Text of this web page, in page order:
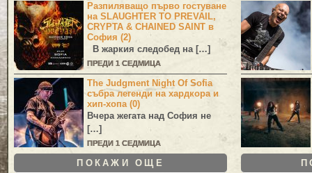
Разпиляващо първо гостуване
на SLAUGHTER TO PREVAIL,
CRYPTA & CHAINED SAINT в
София (2)
В жаркия следобед на […]
ПРЕДИ 1 СЕДМИЦА
The Judgment Night Of Sofia
събра легенди на хардкора и
хип-хопа (0)
Вчера жегата над София не
[…]
ПРЕДИ 1 СЕДМИЦА
ПОКАЖИ ОЩЕ